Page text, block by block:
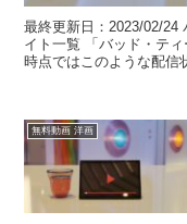
最終更新日：2023/02/24
イト一覧 「バッド・テ
時点ではこのような配信
無料動画 洋画